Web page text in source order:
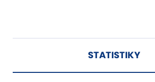
STATISTIKY